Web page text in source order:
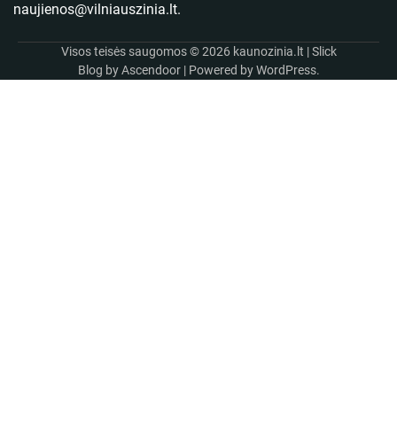
naujienos@vilniauszinia.lt.
Visos teisės saugomos © 2026 kaunozinia.lt | Slick
Blog byAscendoor| Powered byWordPress.